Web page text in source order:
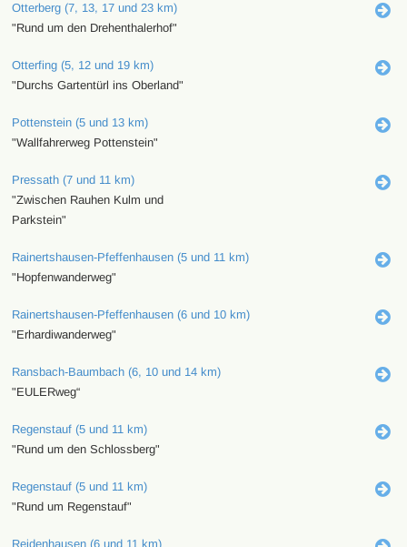
Otterberg (7, 13, 17 und 23 km)
"Rund um den Drehenthalerhof"
Otterfing (5, 12 und 19 km)
"Durchs Gartentürl ins Oberland"
Pottenstein (5 und 13 km)
"Wallfahrerweg Pottenstein"
Pressath (7 und 11 km)
"Zwischen Rauhen Kulm und
Parkstein"
Rainertshausen-Pfeffenhausen (5 und 11 km)
"Hopfenwanderweg"
Rainertshausen-Pfeffenhausen (6 und 10 km)
"Erhardiwanderweg"
Ransbach-Baumbach (6, 10 und 14 km)
"EULERweg“
Regenstauf (5 und 11 km)
"Rund um den Schlossberg"
Regenstauf (5 und 11 km)
"Rund um Regenstauf"
Reidenhausen (6 und 11 km)